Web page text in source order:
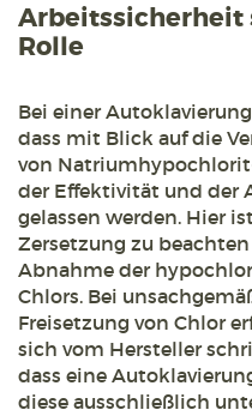
Rolle
Bei einer
dass mit Blick auf die
von
der Effektivität und der
gelassen werden. Hier
Zersetzung zu
Abnahme der
Chlors. Bei
Freisetzung von Chlor
sich vom Hersteller
dass eine
diese ausschließlich